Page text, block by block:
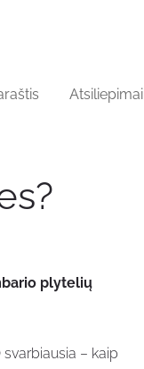
Atsiliepimai
plytelių
svarbiausia – kaip